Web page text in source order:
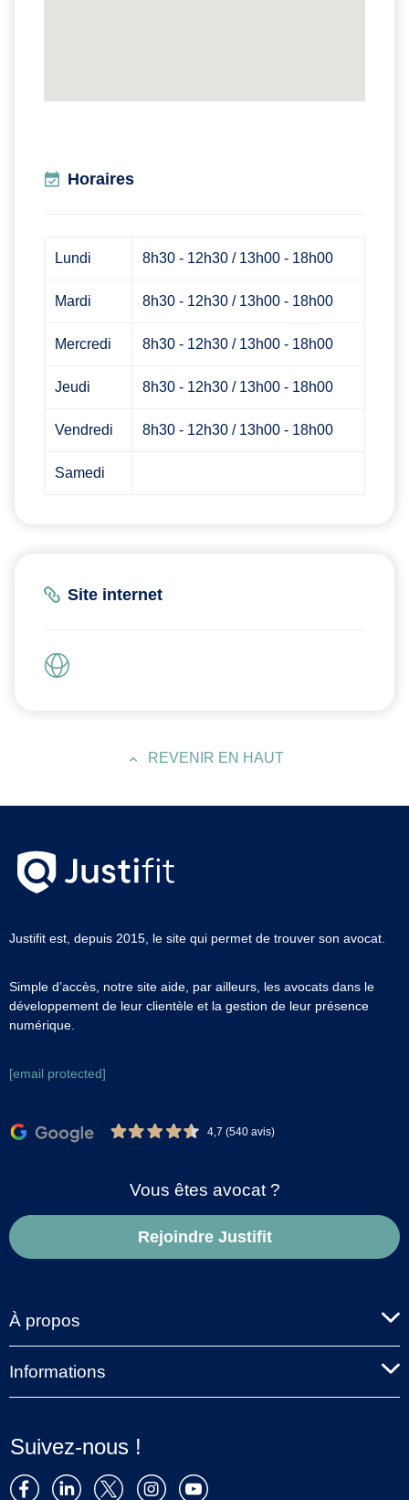
Horaires
Lundi 8h30 - 12h30 / 13h00 - 18h00
Mardi 8h30 - 12h30 / 13h00 - 18h00
Mercredi 8h30 - 12h30 / 13h00 - 18h00
Jeudi 8h30 - 12h30 / 13h00 - 18h00
Vendredi 8h30 - 12h30 / 13h00 - 18h00
Samedi
Site internet
REVENIR EN HAUT
Justifit est, depuis 2015, le site qui permet de trouver son avocat.
Simple d’accès, notre site aide, par ailleurs, les avocats dans le
développement de leur clientèle et la gestion de leur présence
numérique.
[email protected]
4,7 (540 avis)
Vous êtes avocat ?
Rejoindre Justifit
À propos
Informations
Suivez-nous !